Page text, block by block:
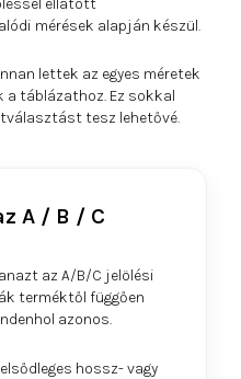
ellátott
mérések alapján készül.
lettek az egyes méretek
a táblázathoz. Ez sokkal
tesz lehetővé.
A / B / C
az A/B/C jelölési
terméktől függően
azonos.
hossz- vagy